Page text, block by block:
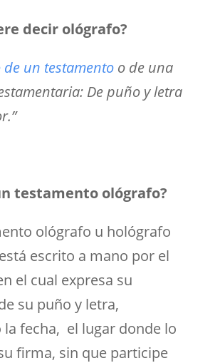
decir ológrafo?
un testamento o de una
De puño y letra
testamento ológrafo?
ológrafo u hológrafo
escrito a mano por el
el cual expresa su
su puño y letra,
la fecha, el lugar donde lo
firma, sin que participe